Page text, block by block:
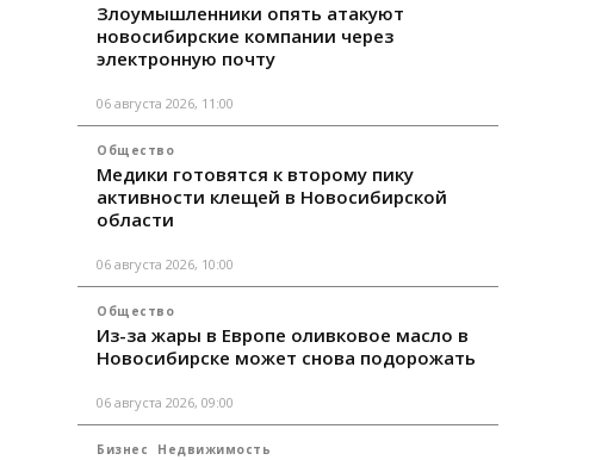
Злоумышленники опять атакуют
новосибирские компании через
электронную почту
06 августа 2026, 11:00
Общество
Медики готовятся к второму пику
активности клещей в Новосибирской
области
06 августа 2026, 10:00
Общество
Из-за жары в Европе оливковое масло в
Новосибирске может снова подорожать
06 августа 2026, 09:00
Бизнес Недвижимость